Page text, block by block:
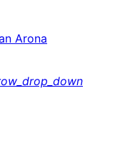
Arona